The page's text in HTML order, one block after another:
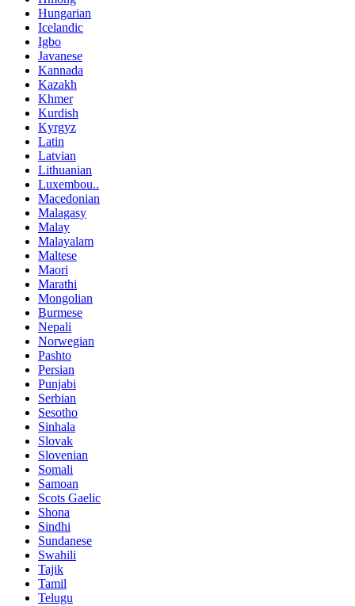
Hungarian
Icelandic
Igbo
Javanese
Kannada
Kazakh
Khmer
Kurdish
Kyrgyz
Latin
Latvian
Lithuanian
Luxembou..
Macedonian
Malagasy
Malay
Malayalam
Maltese
Maori
Marathi
Mongolian
Burmese
Nepali
Norwegian
Pashto
Persian
Punjabi
Serbian
Sesotho
Sinhala
Slovak
Slovenian
Somali
Samoan
Scots Gaelic
Shona
Sindhi
Sundanese
Swahili
Tajik
Tamil
Telugu